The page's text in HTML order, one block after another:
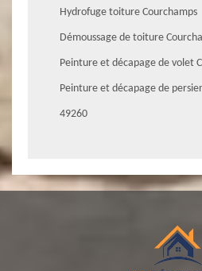
Hydrofuge toiture Courchamps
Démoussage de toiture
Peinture et décapage de volet
Peinture et décapage de
49260